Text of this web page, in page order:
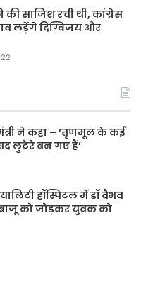
की साजिश रची थी, कांग्रेस
लड़ेंगे दिग्विजय और
ने कहा – ‘तृणमूल के कई
लुटेरे बन गए हैं’
हॉस्पिटल में डॉ वैभव
को जोड़कर युवक को